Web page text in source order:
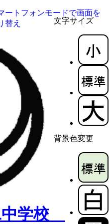
文字サイズ
背景色変更
ートフォンモードで画面を
替え
中学校